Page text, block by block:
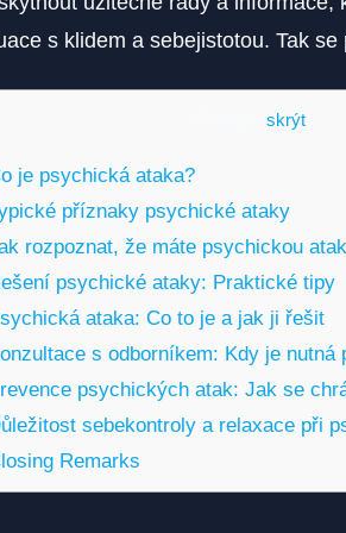
s klidem a sebejistotou. Tak
skrýt]
je psychická ataka?
příznaky psychické ataky
rozpoznat, že máte psychickou
psychické ataky: Praktické tipy
ataka: Co to je a jak ji řešit
s odborníkem: Kdy je nutná
psychických atak: Jak se
sebekontroly a relaxace při
Remarks